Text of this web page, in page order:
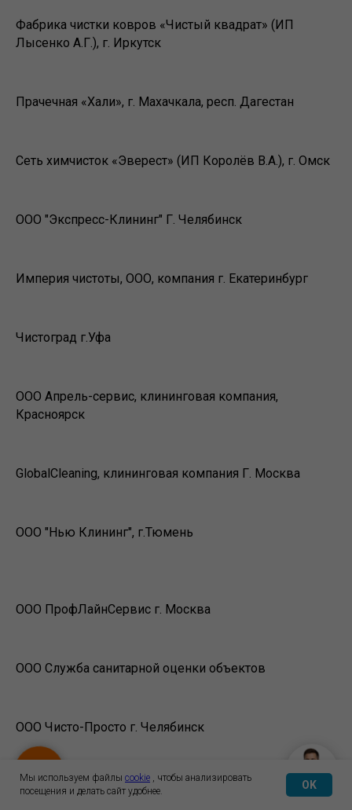
Фабрика чистки ковров «Чистый квадрат» (ИП
Лысенко А.Г.), г. Иркутск
Прачечная «Хали», г. Махачкала, респ. Дагестан
Сеть химчисток «Эверест» (ИП Королёв В.А.), г. Омск
ООО "Экспресс-Клининг" Г. Челябинск
Империя чистоты, ООО, компания г. Екатеринбург
Чистоград г.Уфа
ООО Апрель-сервис, клининговая компания,
Красноярск
GlobalCleaning, клининговая компания Г. Москва
ООО "Нью Клининг", г.Тюмень
ООО ПрофЛайнСервис г. Москва
ООО Служба санитарной оценки объектов
ООО Чисто-Просто г. Челябинск
ООО Фабрика Химчистки №1, г.Санкт-Петербург
Мы используем файлы cookie , чтобы анализировать
посещения и делать сайт удобнее.
OK